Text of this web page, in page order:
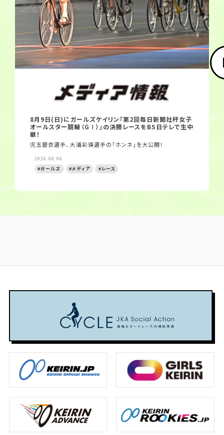
8月9日(日)にガールズケイリン『第2回毎日新聞社杯女子
オールスター競輪（GⅠ）』の決勝レースをBS日テレで生中
継！
児玉碧衣選手、大浦彩瑛選手の「ホンネ」を大公開！
2026.08.06
#ガールズ
#メディア #レース